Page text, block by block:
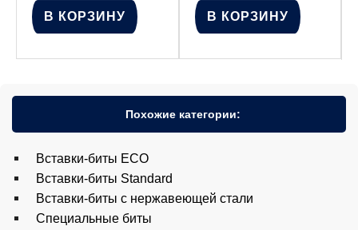
В КОРЗИНУ В КОРЗИНУ
Похожие категории:
Вставки-биты ECO
Вставки-биты Standard
Вставки-биты с нержавеющей стали
Специальные биты